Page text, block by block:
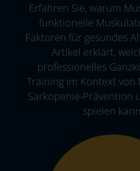
Erfahren Sie, warum
funktionelle
Faktoren für gesundes
Artikel erklärt,
professionelles
Training im Kontext von
Sarkopenie-Prävention
spielen